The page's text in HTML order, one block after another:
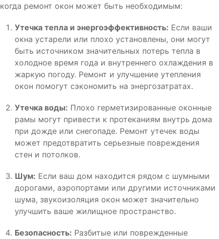
когда ремонт окон может быть необходимым:
Утечка тепла и энергоэффективность: Если ваши
окна устарели или плохо установлены, они могут
быть источником значительных потерь тепла в
холодное время года и внутреннего охлаждения в
жаркую погоду. Ремонт и улучшение утепления
окон помогут сэкономить на энергозатратах.
Утечка воды: Плохо герметизированные оконные
рамы могут привести к протеканиям внутрь дома
при дожде или снегопаде. Ремонт утечек воды
может предотвратить серьезные повреждения
стен и потолков.
Шум: Если ваш дом находится рядом с шумными
дорогами, аэропортами или другими источниками
шума, звукоизоляция окон может значительно
улучшить ваше жилищное пространство.
Безопасность: Разбитые или поврежденные